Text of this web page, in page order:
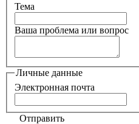
Тема
Ваша проблема или вопрос
Личные данные
Электронная почта
Отправить